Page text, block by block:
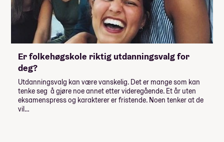
Er folkehøgskole riktig utdanningsvalg for
deg?
Utdanningsvalg kan være vanskelig. Det er mange som kan
tenke seg å gjøre noe annet etter videregående. Et år uten
eksamenspress og karakterer er fristende. Noen tenker at de
vil…